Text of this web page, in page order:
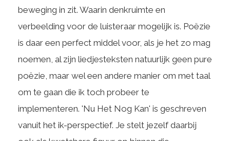
beweging in zit. Waarin denkruimte en
verbeelding voor de luisteraar mogelijk is. Poëzie
is daar een perfect middel voor, als je het zo mag
noemen, al zijn liedjesteksten natuurlijk geen pure
poëzie, maar wel een andere manier om met taal
om te gaan die ik toch probeer te
implementeren. 'Nu Het Nog Kan' is geschreven
vanuit het ik-perspectief. Je stelt jezelf daarbij